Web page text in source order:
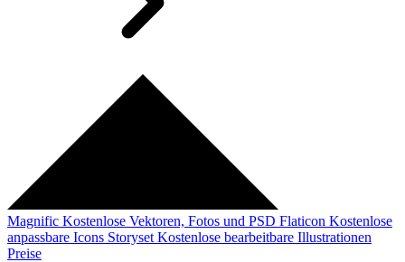
Magnific Kostenlose Vektoren, Fotos und PSD Flaticon Kostenlose
anpassbare Icons Storyset Kostenlose bearbeitbare Illustrationen
Preise